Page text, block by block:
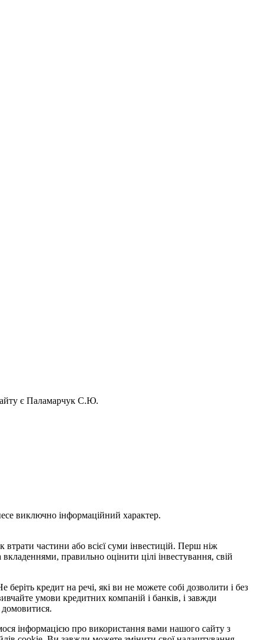
є Паламарчук С.Ю.
виключно інформаційний характер.
втрати частини або всієї суми інвестицій. Перш ніж
правильно оцінити цілі інвестування, свій
кредит на речі, які ви не можете собі дозволити і без
умови кредитних компаній і банків, і завжди
інформацією про використання вами нашого сайту з